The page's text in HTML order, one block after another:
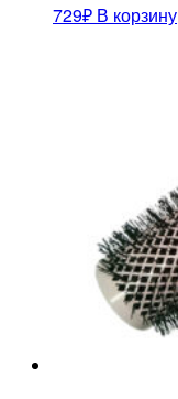
729₽ В корзину